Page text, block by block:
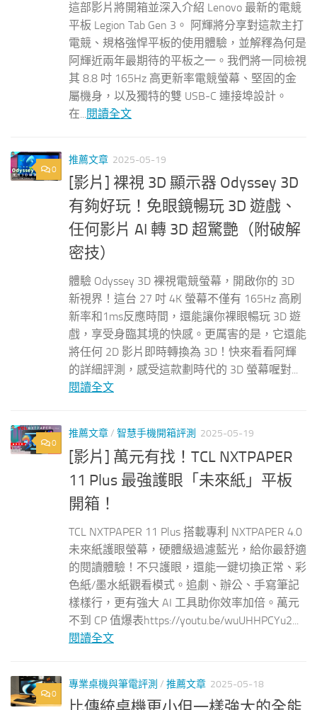
這部影片將開箱並深入介紹 Lenovo 最新的電競
平板 Legion Tab Gen 3。 阿輝將分享對這款主打
電競、規格強悍平板的使用體驗，並解釋為何是
阿輝近兩年最期待的平板之一。我們將一同檢視
其 8.8 吋 165Hz 高更新率電競螢幕、堅固的金
屬機身，以及獨特的雙 USB-C 連接埠設計。
在...閱讀全文
0
推薦文章 2025-05-19
[影片] 裸視 3D 顯示器 Odyssey 3D
有夠好玩！免眼鏡暢玩 3D 遊戲、
任何影片 AI 轉 3D 超驚艷（附破解
密技）
體驗 Odyssey 3D 裸視電競螢幕，開啟你的 3D
新視界！這台 27 吋 4K 螢幕不僅有 165Hz 高刷
新率和1ms反應時間，還能讓你裸眼暢玩 3D 遊
戲，享受身臨其境的快感。更厲害的是，它還能
將任何 2D 影片即時轉換為 3D！快來看看阿輝
的詳細評測，感受這款劃時代的 3D 螢幕喔對...
閱讀全文
0
推薦文章/ 智慧手機開箱評測 2025-05-19
[影片] 萬元有找！TCL NXTPAPER
11 Plus 最強護眼「未來紙」平板
開箱！
TCL NXTPAPER 11 Plus 搭載專利 NXTPAPER 4.0
未來紙護眼螢幕，硬體級過濾藍光，給你最舒適
的閱讀體驗！不只護眼，還能一鍵切換正常、彩
色紙/墨水紙觀看模式。追劇、辦公、手寫筆記
樣樣行，更有強大 AI 工具助你效率加倍。萬元
不到 CP 值爆表https://youtu.be/wuUHHPCYu2...
閱讀全文
0
專業桌機與筆電評測 / 推薦文章 2025-05-18